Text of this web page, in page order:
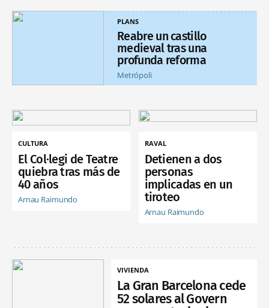
PLANS
Reabre un castillo
medieval tras una
profunda reforma
Metrópoli
CULTURA
El Col·legi de Teatre
quiebra tras más de
40 años
Arnau Raimundo
RAVAL
Detienen a dos
personas
implicadas en un
tiroteo
Arnau Raimundo
VIVIENDA
La Gran Barcelona cede
52 solares al Govern